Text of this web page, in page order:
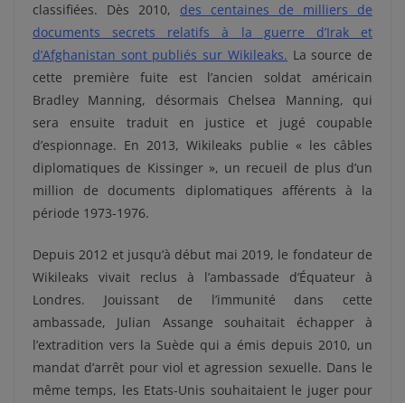
classifiées. Dès 2010, des centaines de milliers de
documents secrets relatifs à la guerre d’Irak et
d’Afghanistan sont publiés sur Wikileaks. La source de
cette première fuite est l’ancien soldat américain
Bradley Manning, désormais Chelsea Manning, qui
sera ensuite traduit en justice et jugé coupable
d’espionnage. En 2013, Wikileaks publie « les câbles
diplomatiques de Kissinger », un recueil de plus d’un
million de documents diplomatiques afférents à la
période 1973-1976.
Depuis 2012 et jusqu’à début mai 2019, le fondateur de
Wikileaks vivait reclus à l’ambassade d’Équateur à
Londres. Jouissant de l’immunité dans cette
ambassade, Julian Assange souhaitait échapper à
l’extradition vers la Suède qui a émis depuis 2010, un
mandat d’arrêt pour viol et agression sexuelle. Dans le
même temps, les Etats-Unis souhaitaient le juger pour